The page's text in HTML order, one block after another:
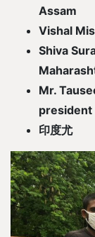
Assam
Vishal
Shiva
Mr.
president
印度尤